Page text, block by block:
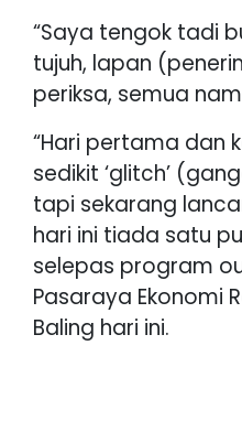
“Saya tengok tadi
tujuh, lapan
periksa, semua
“Hari pertama dan
sedikit ‘glitch’
tapi sekarang
hari ini tiada satu
selepas program
Pasaraya Ekonomi
Baling hari ini.